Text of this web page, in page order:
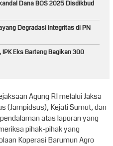
Dana BOS 2025 Disdikbud
Degradasi Integritas di PN
Eks Barteng Bagikan 300
Agung RI melalui Jaksa
(Jampidsus), Kejati Sumut, dan
atas laporan yang
pihak-pihak yang
Koperasi Barumun Agro